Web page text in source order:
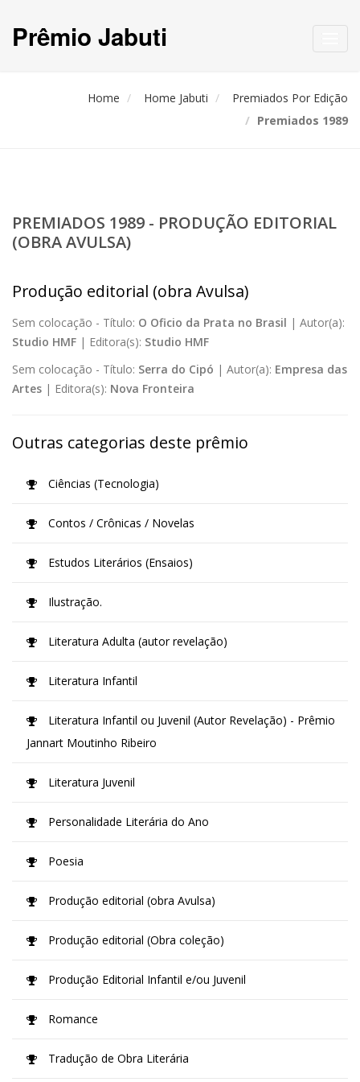
Prêmio Jabuti
Home Home Jabuti
Premiados Por Edição
Premiados 1989
PREMIADOS 1989 - PRODUÇÃO EDITORIAL
(OBRA AVULSA)
Produção editorial (obra Avulsa)
Sem colocação - Título: O Oficio da Prata no Brasil | Autor(a):
Studio HMF | Editora(s): Studio HMF
Sem colocação - Título: Serra do Cipó | Autor(a): Empresa das
Artes | Editora(s): Nova Fronteira
Outras categorias deste prêmio
Ciências (Tecnologia)
Contos / Crônicas / Novelas
Estudos Literários (Ensaios)
Ilustração.
Literatura Adulta (autor revelação)
Literatura Infantil
Literatura Infantil ou Juvenil (Autor Revelação) - Prêmio
Jannart Moutinho Ribeiro
Literatura Juvenil
Personalidade Literária do Ano
Poesia
Produção editorial (obra Avulsa)
Produção editorial (Obra coleção)
Produção Editorial Infantil e/ou Juvenil
Romance
Tradução de Obra Literária